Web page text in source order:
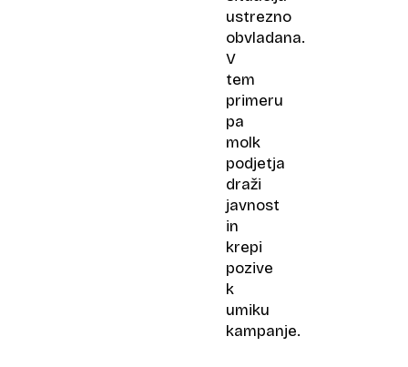
ustrezno
obvladana.
V
tem
primeru
pa
molk
podjetja
draži
javnost
in
krepi
pozive
k
umiku
kampanje.